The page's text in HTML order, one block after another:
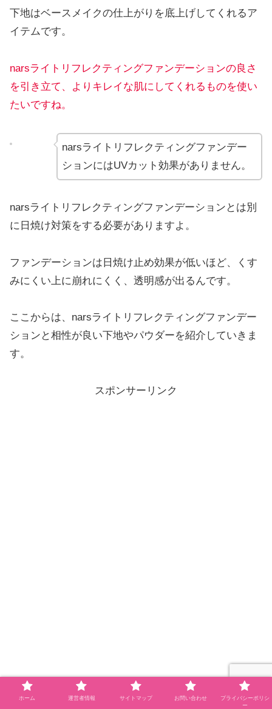
下地はベースメイクの仕上がりを底上げしてくれるア
イテムです。
narsライトリフレクティングファンデーションの良さ
を引き立て、よりキレイな肌にしてくれるものを使い
たいですね。
narsライトリフレクティングファンデー
ションにはUVカット効果がありません。
narsライトリフレクティングファンデーションとは別
に日焼け対策をする必要がありますよ。
ファンデーションは日焼け止め効果が低いほど、くす
みにくい上に崩れにくく、透明感が出るんです。
ここからは、narsライトリフレクティングファンデー
ションと相性が良い下地やパウダーを紹介していきま
す。
スポンサーリンク
ホーム 運営者情報 サイトマップ お問い合わせ
プライバシーポリシ
ー